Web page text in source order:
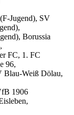
Jugend), SV
Borussia
FC, 1. FC
96,
Blau-Weiß Dölau,
1906